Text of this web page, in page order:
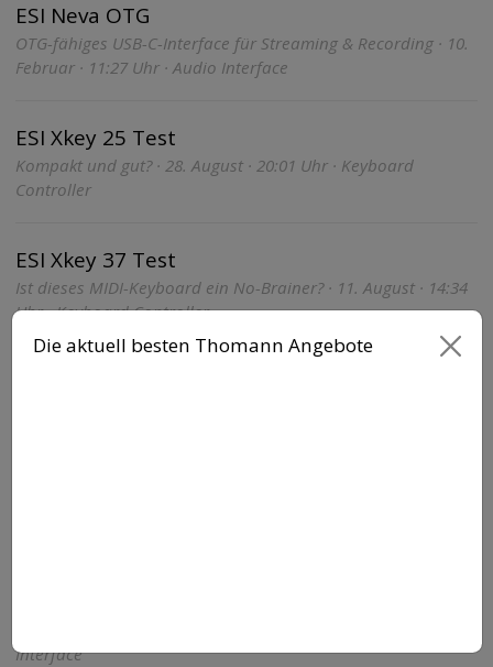
ESI Neva OTG
OTG-fähiges USB-C-Interface für Streaming & Recording · 10.
Februar · 11:27 Uhr · Audio Interface
ESI Xkey 25 Test
Kompakt und gut? · 28. August · 20:01 Uhr · Keyboard
Controller
ESI Xkey 37 Test
Ist dieses MIDI-Keyboard ein No-Brainer? · 11. August · 14:34
Uhr · Keyboard Controller
Interface
Die aktuell besten Thomann Angebote